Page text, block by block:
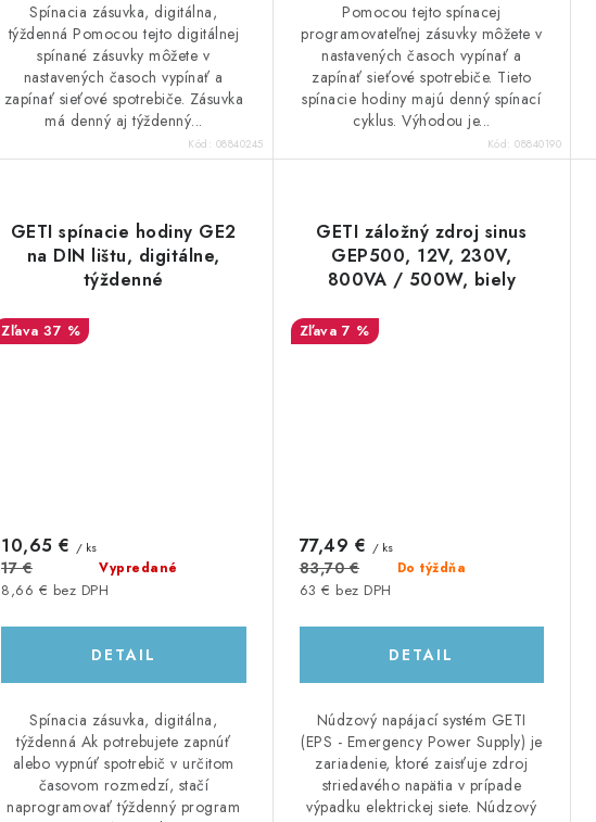
Spínacia zásuvka, digitálna,
týždenná Pomocou tejto digitálnej
spínané zásuvky môžete v
nastavených časoch vypínať a
zapínať sieťové spotrebiče. Zásuvka
má denný aj týždenný...
Kód: 08840245
Pomocou tejto spínacej
programovateľnej zásuvky môžete v
nastavených časoch vypínať a
zapínať sieťové spotrebiče. Tieto
spínacie hodiny majú denný spínací
cyklus. Výhodou je...
Kód:08840190
GETI spínacie hodiny GE2
na DIN lištu, digitálne,
týždenné
37 %
Vypredané
8,66 € bez DPH
10,65 € / ks
17 €
DETAIL
Spínacia zásuvka, digitálna,
týždenná Ak potrebujete zapnúť
alebo vypnúť spotrebič v určitom
časovom rozmedzí, stačí
naprogramovať týždenný program
GETI záložný zdroj sinus
GEP500, 12V, 230V,
800VA / 500W, biely
7 %
Do týždňa
63 € bez DPH
77,49 € / ks
83,70 €
DETAIL
Núdzový napájací systém GETI
(EPS - Emergency Power Supply) je
zariadenie, ktoré zaisťuje zdroj
striedavého napätia v prípade
výpadku elektrickej siete. Núdzový